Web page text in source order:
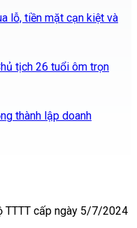
lỗ, tiền mặt cạn kiệt và
tịch 26 tuổi ôm trọn
thành lập doanh
TTTT cấp ngày 5/7/2024